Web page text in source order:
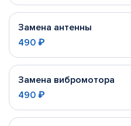
Замена антенны
490 ₽
Замена вибромотора
490 ₽